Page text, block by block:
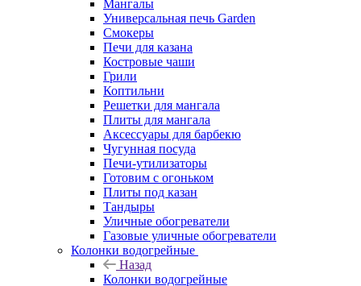
Мангалы
Универсальная печь Garden
Смокеры
Печи для казана
Костровые чаши
Грили
Коптильни
Решетки для мангала
Плиты для мангала
Аксессуары для барбекю
Чугунная посуда
Печи-утилизаторы
Готовим с огоньком
Плиты под казан
Тандыры
Уличные обогреватели
Газовые уличные обогреватели
Колонки водогрейные
Назад
Колонки водогрейные